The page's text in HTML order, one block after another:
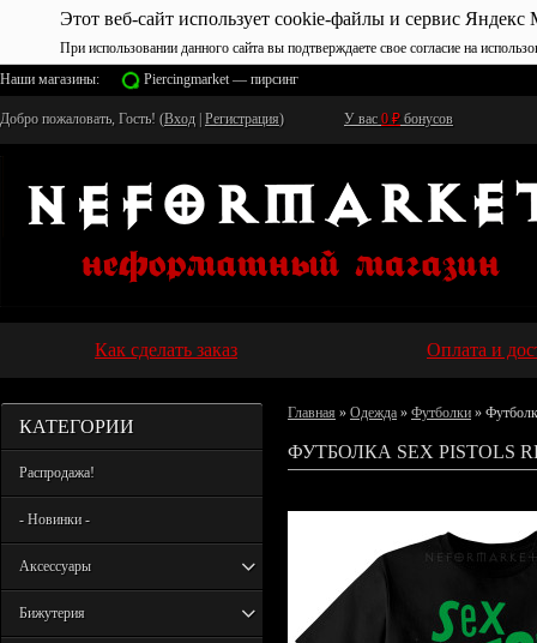
Этот веб-сайт использует cookie-файлы и сервис Яндекс
При использовании данного сайта вы подтверждаете свое согласие на
Наши магазины:
Piercingmarket — пирсинг
Добро пожаловать, Гость! (Вход Регистрация) У вас 0 ₽ бонусов
Как сделать заказ Оплата и
КАТЕГОРИИ
Распродажа!
- Новинки -
Аксессуары
Бижутерия
Главная » Одежда » Футболки »
ФУТБОЛКА SEX PISTOLS